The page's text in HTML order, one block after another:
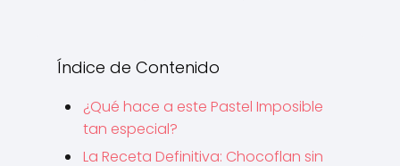
Índice de Contenido
¿Qué hace a este Pastel Imposible
tan especial?
La Receta Definitiva: Chocoflan sin